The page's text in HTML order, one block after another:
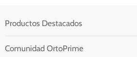
Productos Destacados
Comunidad OrtoPrime